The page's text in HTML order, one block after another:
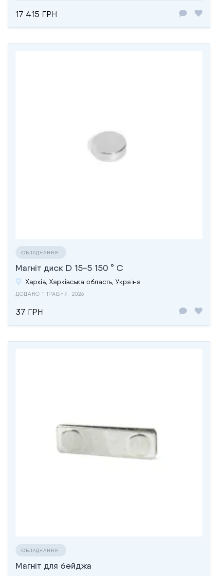
17 415 ГРН
ОБЛАДНАННЯ
Магніт диск D 15-5 150 ° C
Харків, Харківська область, Україна
ДОДАНО 1 ТРАВНЯ, 2026
37 ГРН
ОБЛАДНАННЯ
Магніт для бейджа